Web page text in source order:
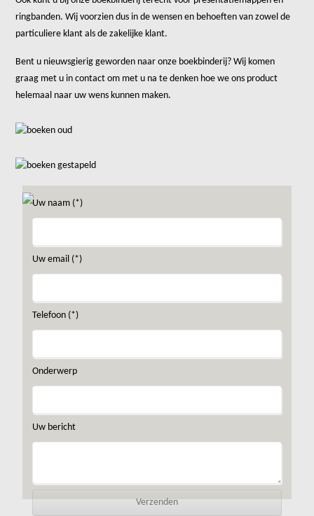
ringbanden. Wij voorzien dus in de wensen en behoeften van zowel de
particuliere klant als de zakelijke klant.
Bent u nieuwsgierig geworden naar onze boekbinderij? Wij komen
graag met u in contact om met u na te denken hoe we ons product
helemaal naar uw wens kunnen maken.
Uw naam (*)
Uw email (*)
Telefoon (*)
Onderwerp
Uw bericht